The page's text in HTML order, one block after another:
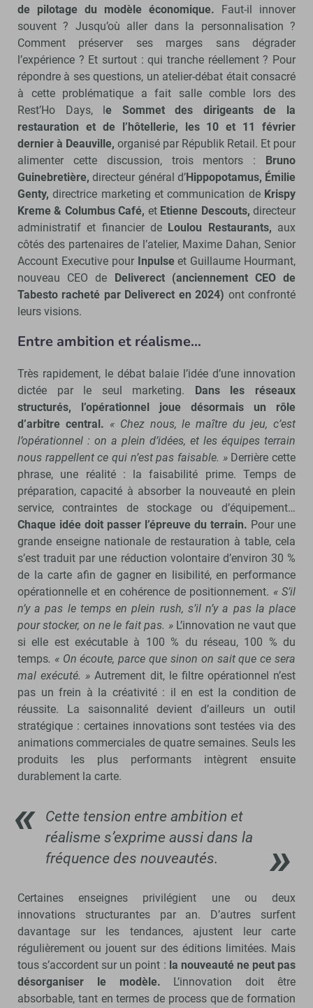
de pilotage du modèle économique. Faut-il innover
souvent ? Jusqu’où aller dans la personnalisation ?
Comment préserver ses marges sans dégrader
l’expérience ? Et surtout : qui tranche réellement ? Pour
répondre à ses questions, un atelier-débat était consacré
à cette problématique a fait salle comble lors des
Rest’Ho Days, le Sommet des dirigeants de la
restauration et de l’hôtellerie, les 10 et 11 février
dernier à Deauville, organisé par Républik Retail. Et pour
alimenter cette discussion, trois mentors : Bruno
Guinebretière, directeur général d’Hippopotamus, Émilie
Genty,directrice marketing et communication deKrispy
Kreme & Columbus Café, etEtienne Descouts,directeur
administratif et financier de Loulou Restaurants, aux
côtés des partenaires de l’atelier, Maxime Dahan, Senior
Account Executive pour Inpulseet Guillaume Hourmant,
nouveau CEO de Deliverect (anciennement CEO de
Tabesto racheté par Deliverect en 2024) ont confronté
leurs visions.
Entre ambition et réalisme…
Très rapidement, le débat balaie l’idée d’une innovation
dictée par le seul marketing. Dans les réseaux
structurés, l’opérationnel joue désormais un rôle
d’arbitre central. « Chez nous, le maître du jeu, c’est
l’opérationnel : on a plein d’idées, et les équipes terrain
nous rappellent ce qui n’est pas faisable. » Derrière cette
phrase, une réalité : la faisabilité prime. Temps de
préparation, capacité à absorber la nouveauté en plein
service, contraintes de stockage ou d’équipement…
Chaque idée doit passer l’épreuve du terrain. Pour une
grande enseigne nationale de restauration à table, cela
s’est traduit par une réduction volontaire d’environ 30 %
de la carte afin de gagner en lisibilité, en performance
opérationnelle et en cohérence de positionnement. « S’il
n’y a pas le temps en plein rush, s’il n’y a pas la place
pour stocker, on ne le fait pas. »L’innovation ne vaut que
si elle est exécutable à 100 % du réseau, 100 % du
temps. « On écoute, parce que sinon on sait que ce sera
mal exécuté. » Autrement dit, le filtre opérationnel n’est
pas un frein à la créativité : il en est la condition de
réussite. La saisonnalité devient d’ailleurs un outil
stratégique : certaines innovations sont testées via des
animations commerciales de quatre semaines. Seuls les
produits les plus performants intègrent ensuite
durablement la carte.
Cette tension entre ambition et
réalisme s’exprime aussi dans la
fréquence des nouveautés.
Certaines enseignes privilégient une ou deux
innovations structurantes par an. D’autres surfent
davantage sur les tendances, ajustent leur carte
régulièrement ou jouent sur des éditions limitées. Mais
tous s’accordent sur un point : la nouveauté ne peut pas
désorganiser le modèle. L’innovation doit être
absorbable, tant en termes de process que de formation